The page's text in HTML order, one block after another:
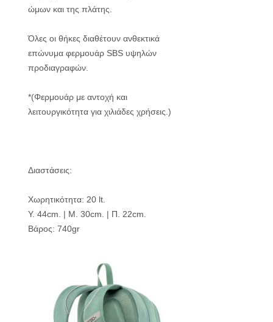
ώμων και της πλάτης.
Όλες οι θήκες διαθέτουν ανθεκτικά
επώνυμα φερμουάρ SBS υψηλών
προδιαγραφών.
*(Φερμουάρ με αντοχή και
λειτουργικότητα για χιλιάδες χρήσεις.)
Διαστάσεις:
Χωρητικότητα: 20 lt.
Υ. 44cm. | Μ. 30cm. | Π. 22cm.
Βάρος: 740gr